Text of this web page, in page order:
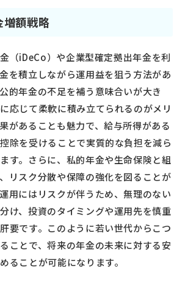
増額戦略
（iDeCo）や企業型確定拠出年金を利
を積立しながら運用益を狙う方法があ
的年金の不足を補う意味合いが大き
応じて柔軟に積み立てられるのがメリ
があることも魅力で、給与所得がある
除を受けることで実質的な負担を減ら
す。さらに、私的年金や生命保険と組
リスク分散や保障の強化を図ることが
用にはリスクが伴うため、無理のない
け、投資のタイミングや運用先を慎重
要です。このように若い世代からこつ
ことで、将来の年金の未来に対する安
ることが可能になります。